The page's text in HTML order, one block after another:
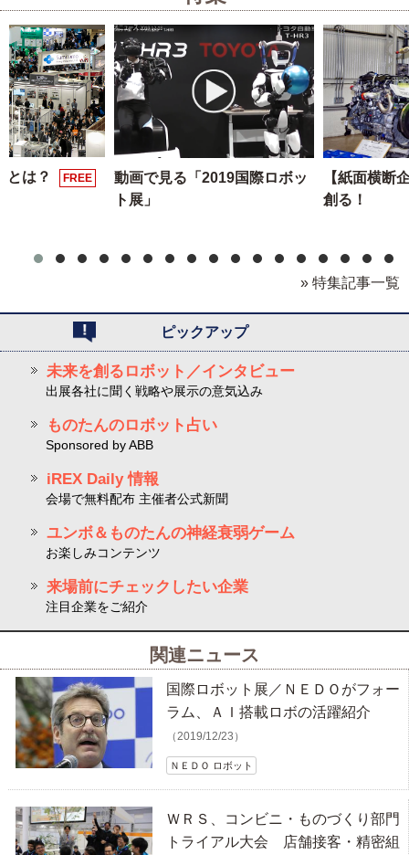
とは？ FREE
動画で見る「2019国際ロボッ
ト展」
【紙面横断
創る！
» 特集記事一覧
ピックアップ
未来を創るロボット／インタビュー
出展各社に聞く戦略や展示の意気込み
ものたんのロボット占い
Sponsored by ABB
iREX Daily 情報
会場で無料配布 主催者公式新聞
ユンボ＆ものたんの神経衰弱ゲーム
お楽しみコンテンツ
来場前にチェックしたい企業
注目企業をご紹介
関連ニュース
国際ロボット展／ＮＥＤＯがフォー
ラム、ＡＩ搭載ロボの活躍紹介
（2019/12/23）
ＮＥＤＯ ロボット
ＷＲＳ、コンビニ・ものづくり部門
トライアル大会 店舗接客・精密組